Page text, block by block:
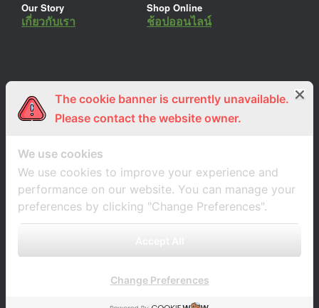
Our Story
เกี่ยวกับเรา
Shop Online
ช้อปออนไลน์
ร่วมงานกับเรา
สมัครงาน
Lemon Farm Cafe
ร้านอาหารอินทรีย์
The cookie banner is currently unavailable.
Please contact the website owner.
We use cookies
We use cookies to improve your experience and
performance on our website. You can manage your
preferences by clicking "Change Preferences".
Change Preferences